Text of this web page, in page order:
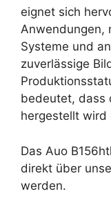
eignet sich
Anwendungen,
Systeme und
zuverlässige
bedeutet, dass
hergestellt
Das Auo
direkt über
werden.